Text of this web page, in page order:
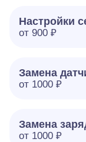
Настройки
от 900 ₽
Замена
от 1000 ₽
Замена
от 1000 ₽